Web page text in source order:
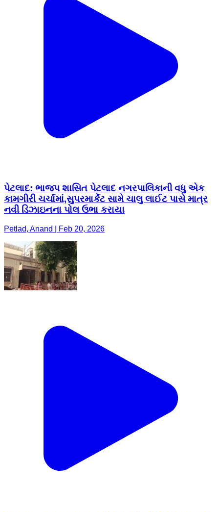
પેટલાદ: ભાજપ શાસિત પેટલાદ નગરપાલિકાની વધુ એક
કામગીરી ચર્ચામાં,સુપરમાર્કેટ સામે ચાલુ લાઈટ પાસે માત્ર
નવી ડિઝાઇનના પોલ ઉભા કરાયા
Petlad, Anand | Feb 20, 2026